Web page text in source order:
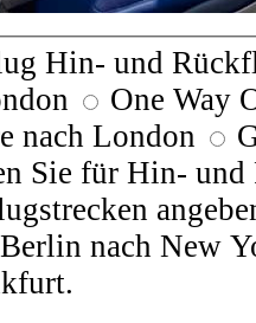
Hin- und
One Way
nach London
Sie für Hin-
nach New